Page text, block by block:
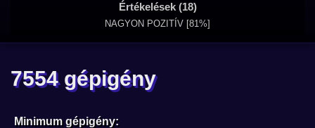
Értékelések (18)
NAGYON POZITÍV [81%]
7554 gépigény
Minimum gépigény: